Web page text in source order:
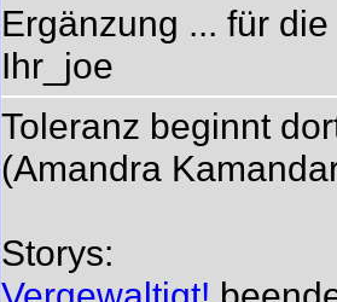
Ergänzung ... für
Ihr_joe
Toleranz beginnt
(Amandra
Storys: